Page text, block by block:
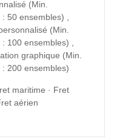
(Min.
50 ensembles) ,
(Min.
100 ensembles) ,
graphique (Min.
200 ensembles)
maritime · Fret
aérien